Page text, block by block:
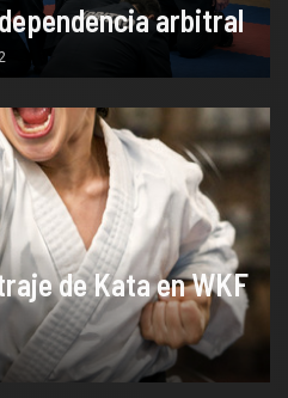
arbitral
2
de Kata en WKF